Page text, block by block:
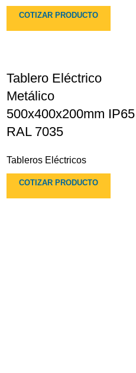
COTIZAR PRODUCTO
Tablero Eléctrico
Metálico
500x400x200mm IP65
RAL 7035
Tableros Eléctricos
COTIZAR PRODUCTO